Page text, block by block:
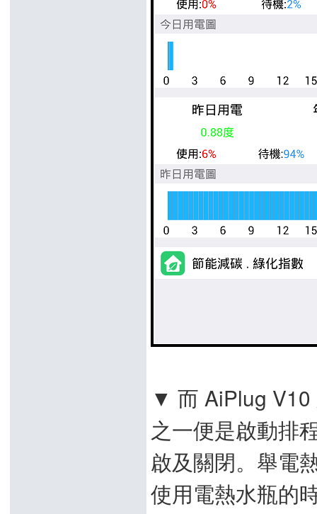
▼ 而 AiPlug V10
之一便是啟動排
啟及關閉。舉電
使用電熱水瓶的